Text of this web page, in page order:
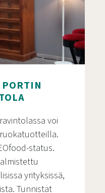
voi
status.
yrityksissä,
Tunnistat